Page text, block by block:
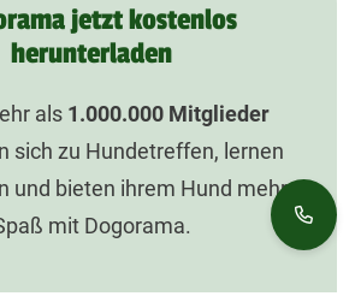
jetzt kostenlos
herunterladen
als 1.000.000Mitglieder
sich zu Hundetreffen, lernen
und bieten ihrem Hund mehr
mit Dogorama.